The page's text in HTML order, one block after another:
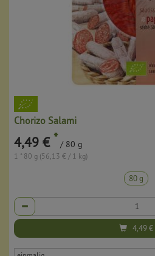
Chorizo Salami
4,49 € * / 80 g
1 * 80 g (56,13 € / 1 kg)
80 g
Anzahl
4,49€